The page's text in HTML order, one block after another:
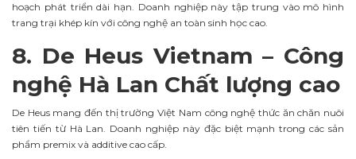
hoạch phát triển dài hạn. Doanh nghiệp này tập trung vào mô hình
trang trại khép kín với công nghệ an toàn sinh học cao.
8. De Heus Vietnam – Công
nghệ Hà Lan Chất lượng cao
De Heus mang đến thị trường Việt Nam công nghệ thức ăn chăn nuôi
tiên tiến từ Hà Lan. Doanh nghiệp này đặc biệt mạnh trong các sản
phẩm premix và additive cao cấp.